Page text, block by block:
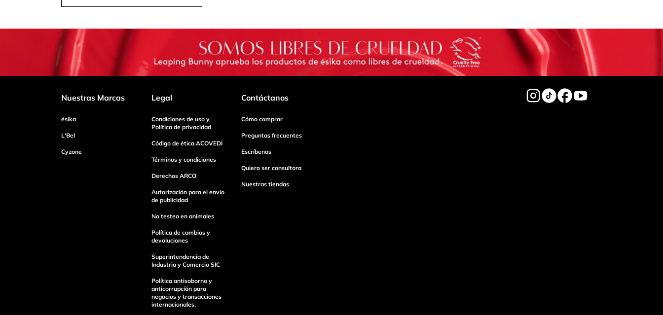
Agregar comentario
Título
Tu nombre
Enviar Comentario
Nuestras Marcas
ésika
L'Bel
Cyzone
Legal
Condiciones de uso y
Política de privacidad
Código de ética ACOVEDI
Términos y condiciones
Derechos ARCO
Autorización para el envío
de publicidad
No testeo en animales
Política de cambios y
devoluciones
Superintendencia de
Industria y Comercio SIC
Política antisoborno y
anticorrupción para
negocios y transacciones
internacionales.
Contáctanos
Cómo comprar
Preguntas frecuentes
Escríbenos
Quiero ser consultora
Nuestras tiendas